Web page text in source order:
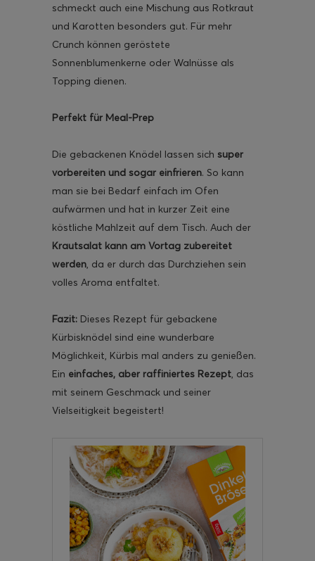
schmeckt auch eine Mischung aus Rotkraut
und Karotten besonders gut. Für mehr
Crunch können geröstete
Sonnenblumenkerne oder Walnüsse als
Topping dienen.
Perfekt für Meal-Prep
Die gebackenen Knödel lassen sich super
vorbereiten und sogar einfrieren. So kann
man sie bei Bedarf einfach im Ofen
aufwärmen und hat in kurzer Zeit eine
köstliche Mahlzeit auf dem Tisch. Auch der
Krautsalat kann am Vortag zubereitet
werden, da er durch das Durchziehen sein
volles Aroma entfaltet.
Fazit: Dieses Rezept für gebackene
Kürbisknödel sind eine wunderbare
Möglichkeit, Kürbis mal anders zu genießen.
Ein einfaches, aber raffiniertes Rezept, das
mit seinem Geschmack und seiner
Vielseitigkeit begeistert!